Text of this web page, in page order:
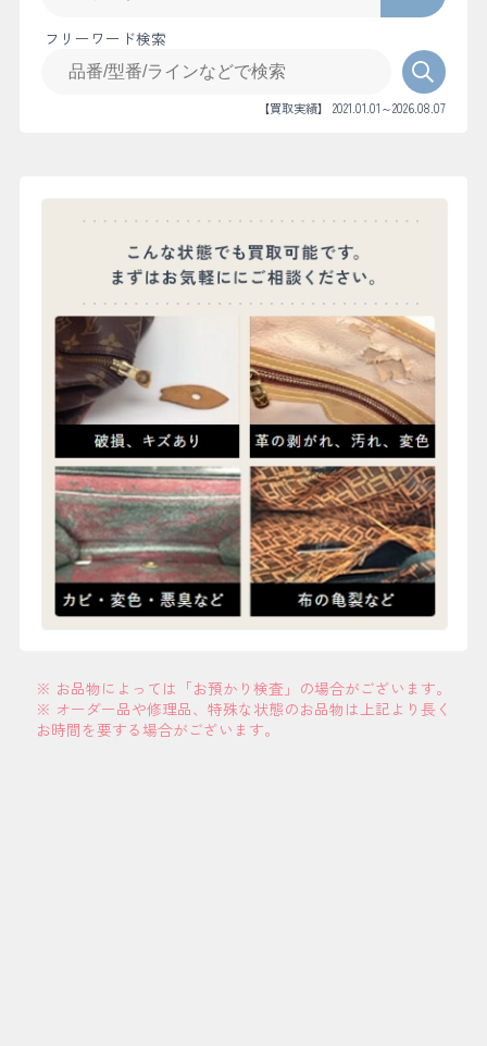
フリーワード検索
【買取実績】 2021.01.01～2026.08.07
※ お品物によっては「お預かり検査」の場合がございます。
※ オーダー品や修理品、特殊な状態のお品物は上記より長く
お時間を要する場合がございます。